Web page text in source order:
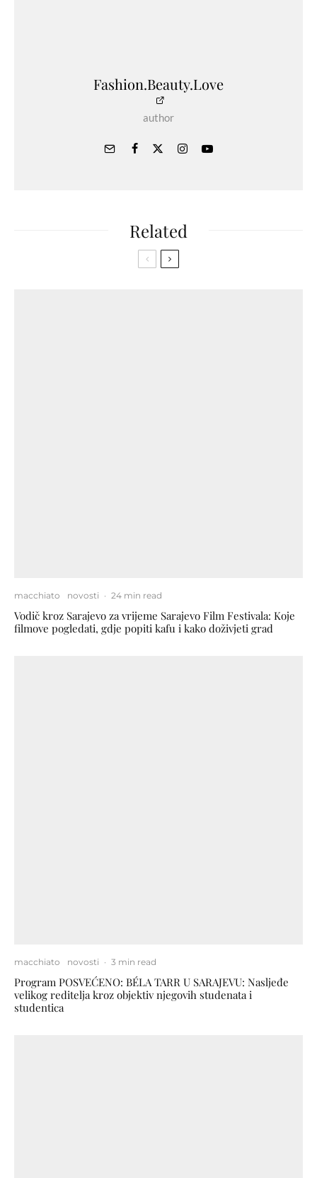
Fashion.Beauty.Love
author
Related
macchiato novosti · 24 min read
Vodič kroz Sarajevo za vrijeme Sarajevo Film Festivala: Koje
filmove pogledati, gdje popiti kafu i kako doživjeti grad
macchiato novosti · 3 min read
Program POSVEĆENO: BÉLA TARR U SARAJEVU: Nasljeđe
velikog reditelja kroz objektiv njegovih studenata i
studentica